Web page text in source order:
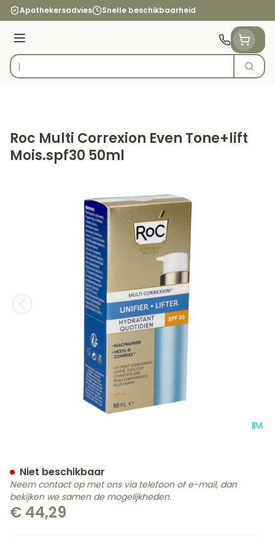
Ga naar de inhoud
Apothekersadvies Snelle beschikbaarheid
Menu
Product, merk, categorie...
Zoek
Roc Multi Correxion Even Tone+lift
Mois.spf30 50ml
€ 44,29
Niet beschikbaar
Neem contact op met ons via telefoon of e-mail, dan
bekijken we samen de mogelijkheden.